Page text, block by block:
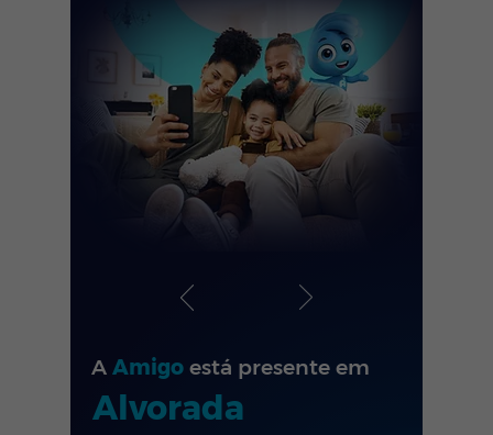
A Amigo está presente em
Alvorada